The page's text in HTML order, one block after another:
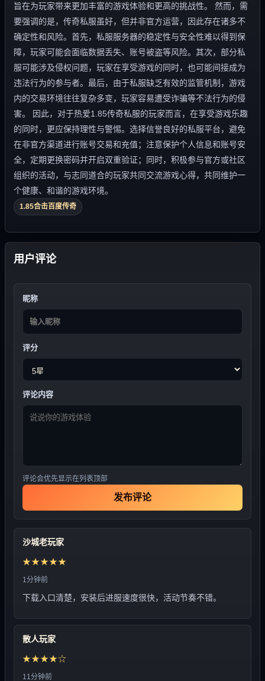
旨在为玩家带来更加丰富的游戏体验和更高的挑战性。 然而，需
要强调的是，传奇私服虽好，但并非官方运营，因此存在诸多不
确定性和风险。首先，私服服务器的稳定性与安全性难以得到保
障，玩家可能会面临数据丢失、账号被盗等风险。其次，部分私
服可能涉及侵权问题，玩家在享受游戏的同时，也可能间接成为
违法行为的参与者。最后，由于私服缺乏有效的监管机制，游戏
内的交易环境往往复杂多变，玩家容易遭受诈骗等不法行为的侵
害。 因此，对于热爱1.85传奇私服的玩家而言，在享受游戏乐趣
的同时，更应保持理性与警惕。选择信誉良好的私服平台，避免
在非官方渠道进行账号交易和充值；注意保护个人信息和账号安
全，定期更换密码并开启双重验证；同时，积极参与官方或社区
组织的活动，与志同道合的玩家共同交流游戏心得，共同维护一
个健康、和谐的游戏环境。
1.85合击百度传奇
用户评论
昵称
评分
评论内容
评论会优先显示在列表顶部
发布评论
沙城老玩家
★★★★★
1分钟前
下载入口清楚，安装后进服速度很快，活动节奏不错。
散人玩家
★★★★☆
11分钟前